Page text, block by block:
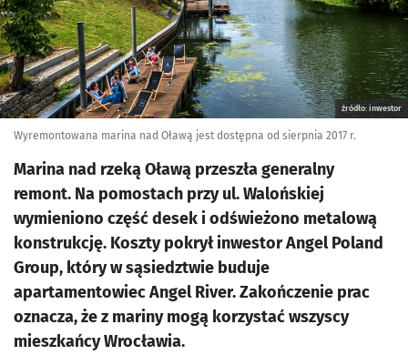
źródło: inwestor
Wyremontowana marina nad Oławą jest dostępna od sierpnia 2017 r.
Marina nad rzeką Oławą przeszła generalny
remont. Na pomostach przy ul. Walońskiej
wymieniono część desek i odświeżono metalową
konstrukcję. Koszty pokrył inwestor Angel Poland
Group, który w sąsiedztwie buduje
apartamentowiec Angel River. Zakończenie prac
oznacza, że z mariny mogą korzystać wszyscy
mieszkańcy Wrocławia.